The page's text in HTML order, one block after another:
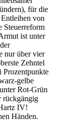
für die
von
Steuerreform
ist unter
nur über vier
Zehntel
Prozentpunkte
gelbe
Rot-Grün
rückgängig
IV!
Händen.